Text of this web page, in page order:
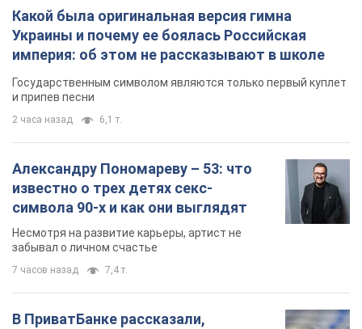
Какой была оригинальная версия гимна
Украины и почему ее боялась Российская
империя: об этом не рассказывают в школе
Государственным символом являются только первый куплет
и припев песни
2 часа назад 6,1 т.
Александру Пономареву – 53: что
известно о трех детях секс-
символа 90-х и как они выглядят
Несмотря на развитие карьеры, артист не
забывал о личном счастье
7 часов назад 7,4 т.
В ПриватБанке рассказали,